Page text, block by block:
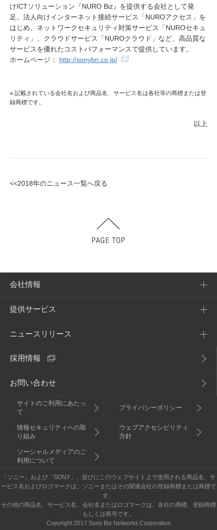
けICTソリューション『NURO Biz』を提供する会社として発
足。法人向けインターネット接続サービス「NUROアクセス」を
はじめ、ネットワークセキュリティ対策サービス「NUROセキュ
リティ」、クラウドサービス「NUROクラウド」など、高品質な
サービスを優れたコストパフォーマンスで提供しています。
ホームページ： http://sonybn.co.jp/
※ 記載されている会社名および商品名、サービス名は各社等の商標または登
録商標です。
以上
<<2018年のニュース一覧へ戻る
会社情報
会社概要
企業理念
アクセス
電子公告・決算公告
提供サービス
提供サービス一覧
NURO Biz
Enly
ニュースリリース
2026年
2025年
2024年
2023年
2022年
重要なお知らせ
採用情報
お問い合わせ
サイトのご利用にあたっ
て
プライバシーポリシー
情報セキュリティへの取
り組み
ウェブアクセシビリティ
方針
ソーシャルメディアのご
利用について
「ソニー」および「SONY」、並びにこのウェブサイト上で使用される商品名、サ
ービス名およびロゴマークは、ソニーまたはその関連会社の登録商標または商標で
す。
その他の商品名、サービス名、会社名またはロゴマークは、各社の商標、登録商標
もしくは商号です。
Copyright 2017 Sony Biz Networks Corporation